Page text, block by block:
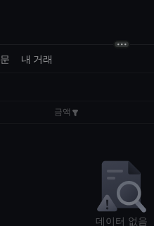
내 거래
금액
데이터 없음